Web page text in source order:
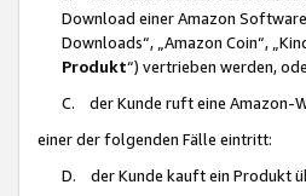
Download einer Amazon Software
Downloads“, „Amazon Coin“,
Produkt“) vertrieben werden,
C. der Kunde ruft eine Amazon-
einer der folgenden Fälle eintritt:
D. der Kunde kauft ein Produkt